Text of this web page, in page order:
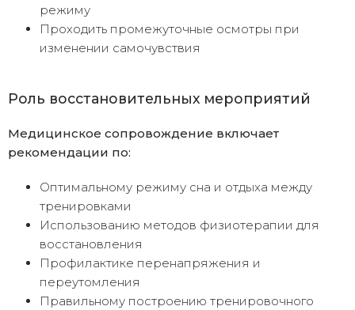
режиму
Проходить промежуточные осмотры при
изменении самочувствия
Роль восстановительных мероприятий
Медицинское сопровождение включает
рекомендации по:
Оптимальному режиму сна и отдыха между
тренировками
Использованию методов физиотерапии для
восстановления
Профилактике перенапряжения и
переутомления
Правильному построению тренировочного